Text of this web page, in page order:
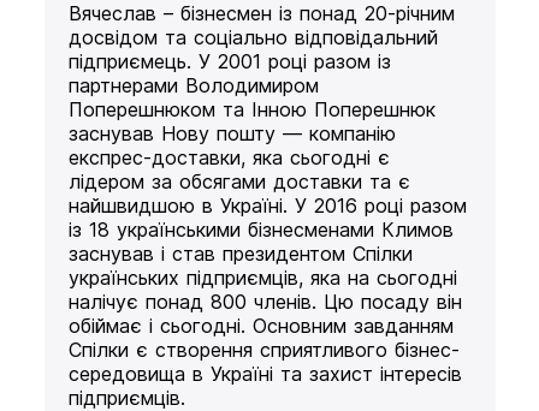
Вячеслав – бізнесмен із понад 20-річним
досвідом та соціально відповідальний
підприємець. У 2001 році разом із
партнерами Володимиром
Поперешнюком та Інною Поперешнюк
заснував Нову пошту — компанію
експрес-доставки, яка сьогодні є
лідером за обсягами доставки та є
найшвидшою в Україні. У 2016 році разом
із 18 українськими бізнесменами Климов
заснував і став президентом Спілки
українських підприємців, яка на сьогодні
налічує понад 800 членів. Цю посаду він
обіймає і сьогодні. Основним завданням
Спілки є створення сприятливого бізнес-
середовища в Україні та захист інтересів
підприємців.